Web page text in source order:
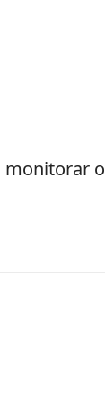
monitorar o